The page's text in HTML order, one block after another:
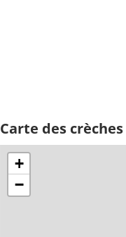
Carte des
+
−